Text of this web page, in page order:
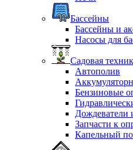
Бассейны
Бассейны и
Насосы для
Садовая
Автополив
Бензиновые
Дождеватели
Запчасти к
Капельный